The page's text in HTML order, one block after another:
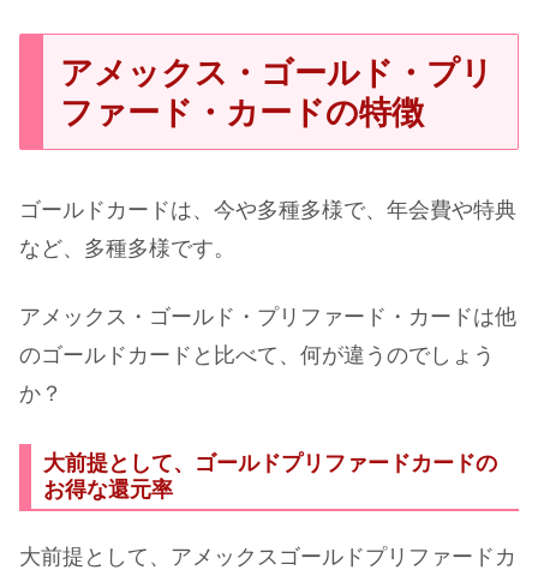
アメックス・ゴールド・プリ
ファード・カードの特徴
ゴールドカードは、今や多種多様で、年会費や特典
など、多種多様です。
アメックス・ゴールド・プリファード・カードは他
のゴールドカードと比べて、何が違うのでしょう
か？
大前提として、ゴールドプリファードカードの
お得な還元率
大前提として、アメックスゴールドプリファードカ